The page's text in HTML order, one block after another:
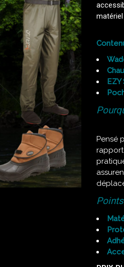
Pensé